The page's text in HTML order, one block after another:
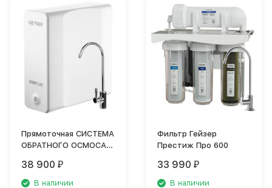
Прямоточная СИСТЕМА
ОБРАТНОГО ОСМОСА
38 900 ₽
В наличии
Фильтр Гейзер
Престиж Про 600
33 990 ₽
В наличии